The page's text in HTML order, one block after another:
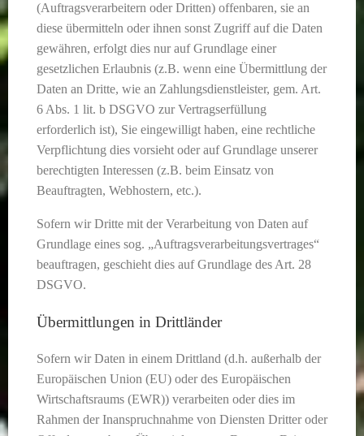
(Auftragsverarbeitern oder Dritten) offenbaren, sie an
diese übermitteln oder ihnen sonst Zugriff auf die Daten
gewähren, erfolgt dies nur auf Grundlage einer
gesetzlichen Erlaubnis (z.B. wenn eine Übermittlung der
Daten an Dritte, wie an Zahlungsdienstleister, gem. Art.
6 Abs. 1 lit. b DSGVO zur Vertragserfüllung
erforderlich ist), Sie eingewilligt haben, eine rechtliche
Verpflichtung dies vorsieht oder auf Grundlage unserer
berechtigten Interessen (z.B. beim Einsatz von
Beauftragten, Webhostern, etc.).
Sofern wir Dritte mit der Verarbeitung von Daten auf
Grundlage eines sog. „Auftragsverarbeitungsvertrages“
beauftragen, geschieht dies auf Grundlage des Art. 28
DSGVO.
Übermittlungen in Drittländer
Sofern wir Daten in einem Drittland (d.h. außerhalb der
Europäischen Union (EU) oder des Europäischen
Wirtschaftsraums (EWR)) verarbeiten oder dies im
Rahmen der Inanspruchnahme von Diensten Dritter oder